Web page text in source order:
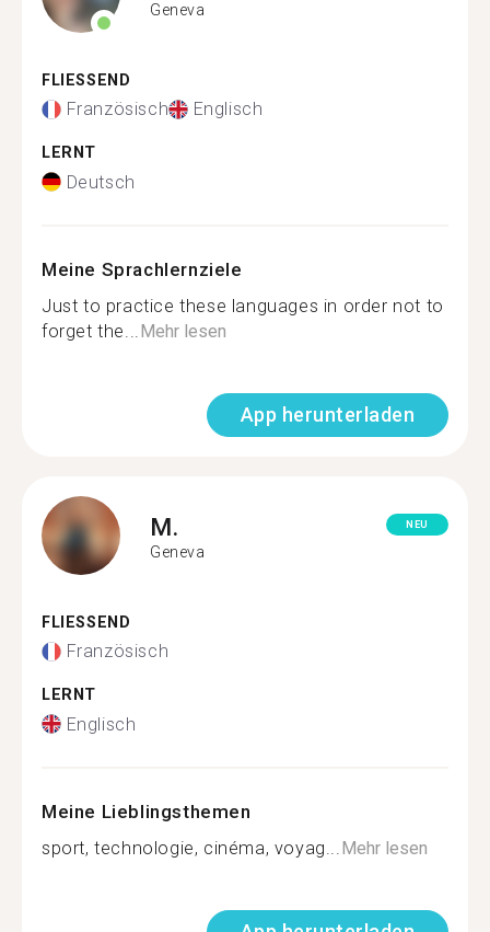
Geneva
FLIESSEND
Französisch Englisch
LERNT
Deutsch
Meine Sprachlernziele
Just to practice these languages in order not to
forget the... Mehr lesen
App herunterladen
M.
Geneva
NEU
FLIESSEND
Französisch
LERNT
Englisch
Meine Lieblingsthemen
sport, technologie, cinéma, voyag... Mehr lesen